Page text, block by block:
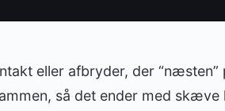
eller afbryder, der
så det ender med skæve